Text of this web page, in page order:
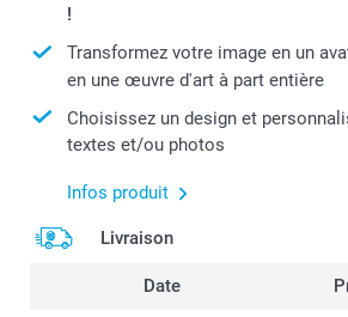
!
Transformez votre image en un
en une œuvre d'art à part entière
Choisissez un design et
textes et/ou photos
Infos produit
Livraison
Date